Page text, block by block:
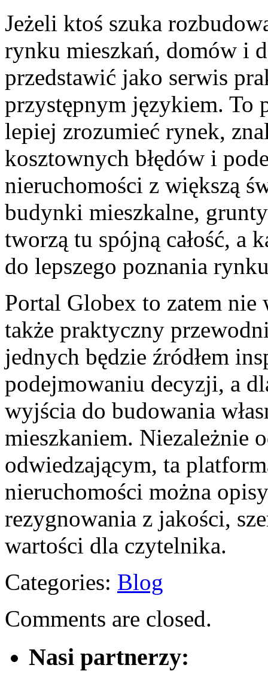
Jeżeli ktoś szuka
rynku mieszkań, domów i
przedstawić jako serwis
przystępnym językiem. To
lepiej zrozumieć rynek,
kosztownych błędów i
nieruchomości z większą
budynki mieszkalne,
tworzą tu spójną całość, a
do lepszego poznania
Portal Globex to zatem nie
także praktyczny
jednych będzie źródłem
podejmowaniu decyzji, a
wyjścia do budowania
mieszkaniem. Niezależnie
odwiedzającym, ta
nieruchomości można
rezygnowania z jakości,
wartości dla czytelnika.
Categories: Blog
Comments are closed.
Nasi partnerzy: